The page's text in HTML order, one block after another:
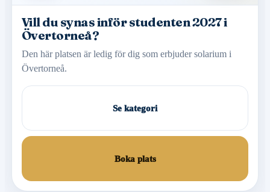
Vill du synas inför studenten 2027 i
Övertorneå?
Den här platsen är ledig för dig som erbjuder solarium i
Övertorneå.
Se kategori
Boka plats